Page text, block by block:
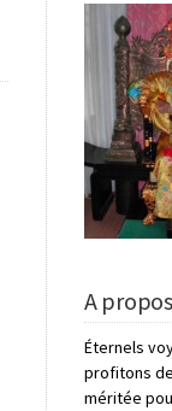
A
Éternels
profitons
méritée